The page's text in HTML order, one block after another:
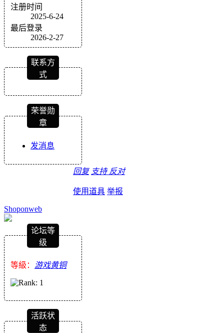
注册时间
2025-6-24
最后登录
2026-2-27
联系方
式
荣誉勋
章
发消息
回复 支持 反对
使用道具 举报
Shoponweb
论坛等
级
等級： 游戏黄铜
活跃状
态